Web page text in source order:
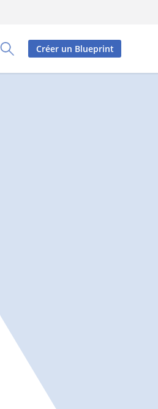
Toggle Search Panel
Créer un Blueprint